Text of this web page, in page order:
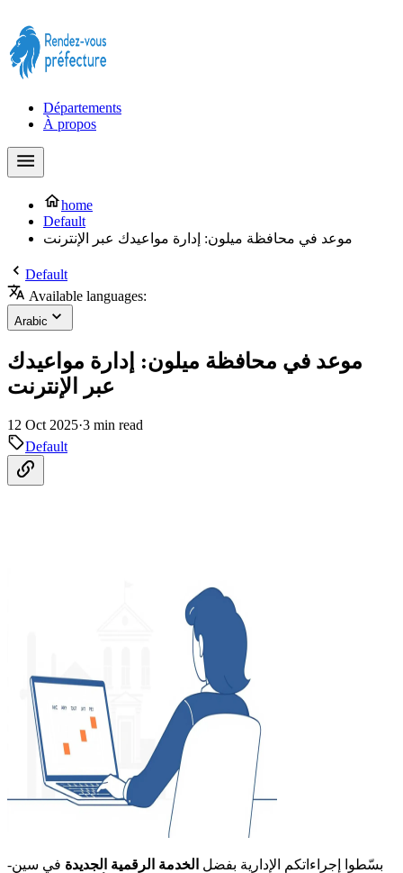
Départements
À propos
home
Default
موعد في محافظة ميلون: إدارة مواعيدك عبر الإنترنت
Default
Available languages:
Arabic
موعد في محافظة ميلون: إدارة مواعيدك
عبر الإنترنت
12 Oct 2025·3 min read
Default
بسّطوا إجراءاتكم الإدارية بفضل الخدمة الرقمية الجديدة في سين-